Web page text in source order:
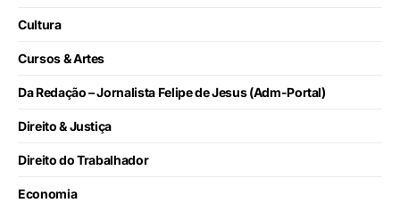
Cultura
Cursos & Artes
Da Redação – Jornalista Felipe de Jesus (Adm-Portal)
Direito & Justiça
Direito do Trabalhador
Economia